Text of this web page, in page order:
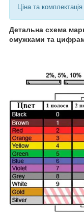
Ціна та
Детальна схема
смужками та